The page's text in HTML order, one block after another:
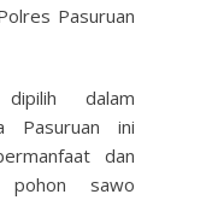
Pasuruan
dalam
Pasuruan ini
dan
pohon sawo